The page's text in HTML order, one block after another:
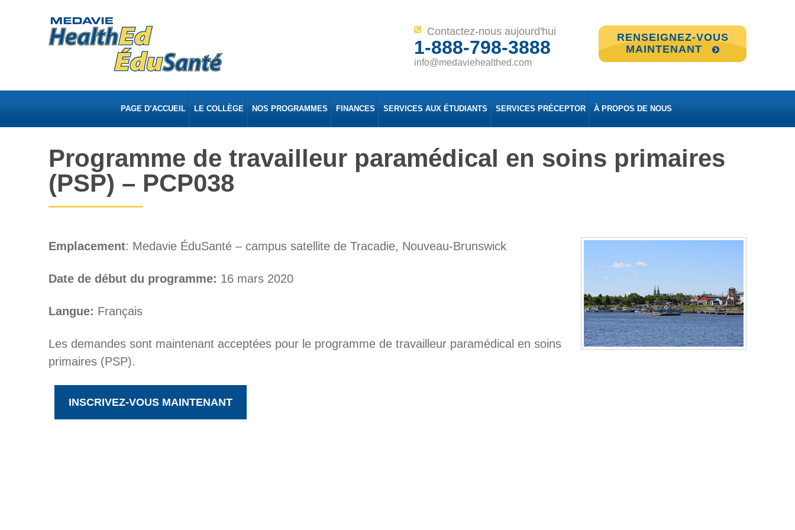
Contactez-nous aujourd'hui
1-888-798-3888
info@medaviehealthed.com
RENSEIGNEZ-VOUS
MAINTENANT
PAGE D’ACCUEIL LE COLLÈGE NOS PROGRAMMES FINANCES SERVICES AUX ÉTUDIANTS SERVICES PRÉCEPTOR À PROPOS DE NOUS
Programme de travailleur paramédical en soins primaires
(PSP) – PCP038
Emplacement: Medavie ÉduSanté – campus satellite de Tracadie, Nouveau-Brunswick
Date de début du programme: 16 mars 2020
Langue: Français
Les demandes sont maintenant acceptées pour le programme de travailleur paramédical en soins
primaires (PSP).
INSCRIVEZ-VOUS MAINTENANT